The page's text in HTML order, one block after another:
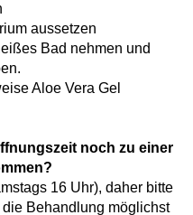
aussetzen
Bad nehmen und
Aloe Vera Gel
noch zu einer
16 Uhr), daher bitte
Behandlung möglichst